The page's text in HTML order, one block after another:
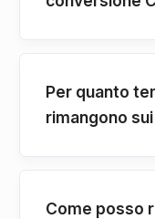
Per quanto
rimangono
Come posso